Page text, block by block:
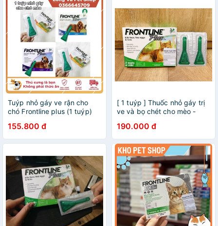
Tuýp nhỏ gáy ve rận cho
chó Frontline plus (1 tuýp)
155.800 đ
[ 1 tuýp ] Thuốc nhỏ gáy trị
ve và bọ chét cho mèo -
190.000 đ